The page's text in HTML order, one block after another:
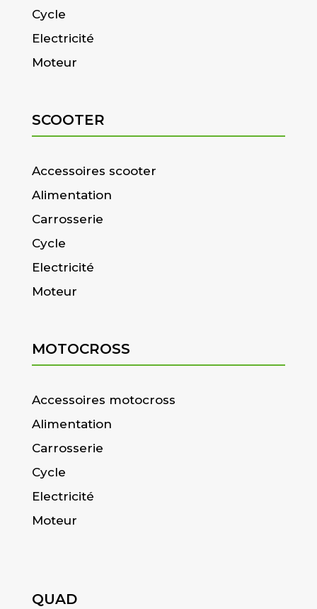
Cycle
Electricité
Moteur
SCOOTER
Accessoires scooter
Alimentation
Carrosserie
Cycle
Electricité
Moteur
MOTOCROSS
Accessoires motocross
Alimentation
Carrosserie
Cycle
Electricité
Moteur
QUAD